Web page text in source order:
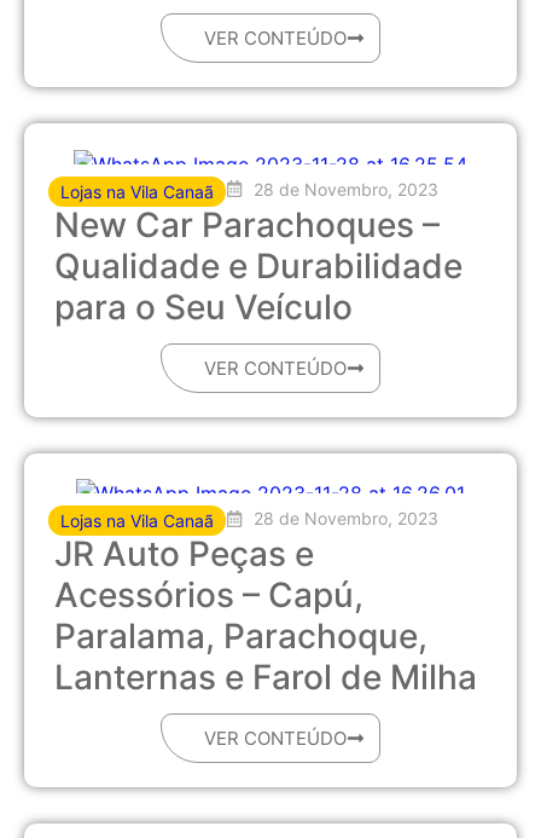
VER CONTEÚDO
Lojas na Vila Canaã 28 de Novembro, 2023
New Car Parachoques –
Qualidade e Durabilidade
para o Seu Veículo
VER CONTEÚDO
Lojas na Vila Canaã 28 de Novembro, 2023
JR Auto Peças e
Acessórios – Capú,
Paralama, Parachoque,
Lanternas e Farol de Milha
VER CONTEÚDO